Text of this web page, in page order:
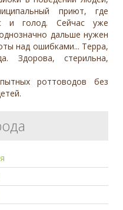
приют, где
и голод. Сейчас уже
дальше нужен
над ошибками... Терра,
Здорова, стерильна,
роттоводов без